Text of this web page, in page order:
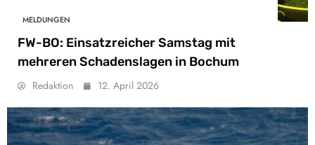
MELDUNGEN
FW-BO: Einsatzreicher Samstag mit
mehreren Schadenslagen in Bochum
Redaktion 12. April 2026